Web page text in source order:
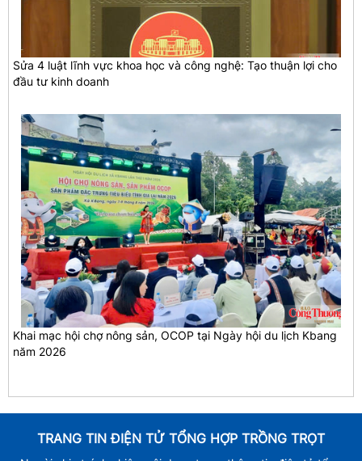
Sửa 4 luật lĩnh vực khoa học và công nghệ: Tạo thuận lợi cho
đầu tư kinh doanh
Khai mạc hội chợ nông sản, OCOP tại Ngày hội du lịch Kbang
năm 2026
TRANG TIN ĐIỆN TỬ TỔNG HỢP TRỒNG TRỌT